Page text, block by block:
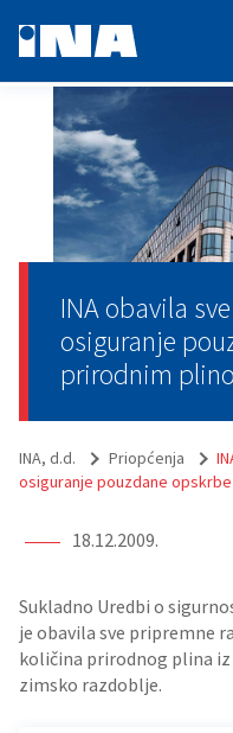
INA obavila
osiguranje
prirodnim
INA, d.d. Priopćenja
osiguranje pouzdane
18.12.2009.
Sukladno Uredbi o
je obavila sve pripremne
količina prirodnog plina
zimsko razdoblje.